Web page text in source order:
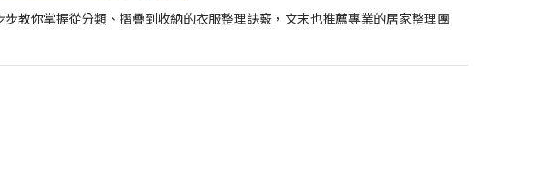
教你掌握從分類、摺疊到收納的衣服整理訣竅，文末也推薦專業的居家整理團